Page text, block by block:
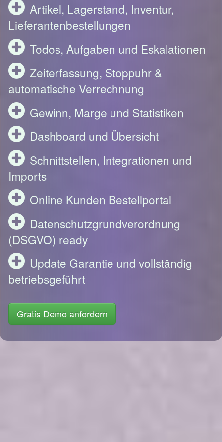
Artikel, Lagerstand, Inventur,
Lieferantenbestellungen
Todos, Aufgaben und Eskalationen
Zeiterfassung, Stoppuhr &
automatische Verrechnung
Gewinn, Marge und Statistiken
Dashboard und Übersicht
Schnittstellen, Integrationen und
Imports
Online Kunden Bestellportal
Datenschutzgrundverordnung
(DSGVO) ready
Update Garantie und vollständig
betriebsgeführt
Gratis Demo anfordern